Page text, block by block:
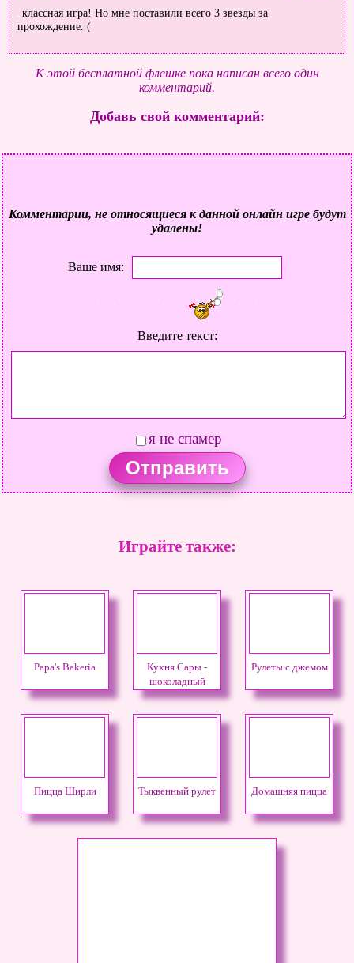
классная игра! Но мне поставили всего 3 звезды за
прохождение. (
К этой бесплатной флешке пока написан всего один
комментарий.
Добавь свой комментарий:
Комментарии, не относящиеся к данной онлайн игре будут
удалены!
Ваше имя:
Введите текст:
я не спамер
Играйте также:
Papa's Bakeria
Кухня Сары -
шоколадный
чизкейк
Рулеты с джемом
Пицца Ширли Тыквенный рулет Домашняя пицца